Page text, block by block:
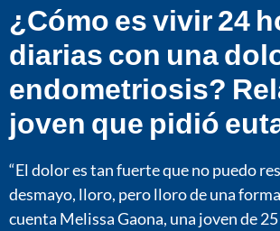
¿Cómo es vivir 24
diarias con una
endometriosis?
joven que pidió
“El dolor es tan fuerte que no puedo
desmayo, lloro, pero lloro de una
cuenta Melissa Gaona, una joven de